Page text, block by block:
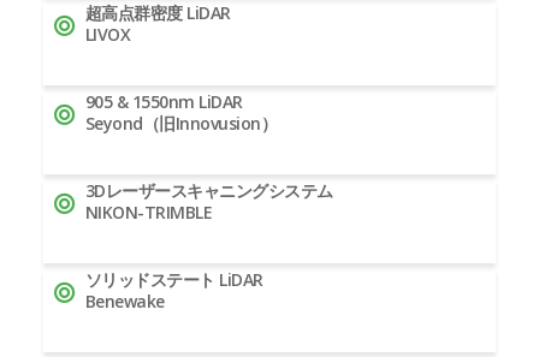
超高点群密度 LiDAR
LIVOX
905 & 1550nm LiDAR
Seyond（旧Innovusion）
3Dレーザースキャニングシステム
NIKON-TRIMBLE
ソリッドステート LiDAR
Benewake